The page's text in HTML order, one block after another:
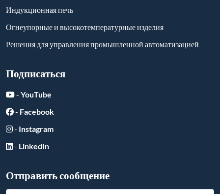
Индукционная печь
Огнеупорные и высокотемпературные изделия
Решения для управления промышленной автоматизацией
Подписаться
- YouTube
- Facebook
- Instagram
- LinkedIn
Отправить сообщение